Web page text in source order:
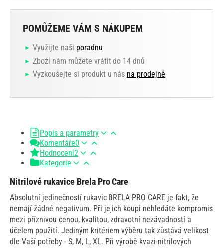
POMŮŽEME VÁM S NÁKUPEM
Využijte naši poradnu
Zboží nám můžete vrátit do 14 dnů
Vyzkoušejte si produkt u nás na prodejně
Popis a parametry
Komentáře0
Hodnocení2
Kategorie
Nitrilové rukavice Brela Pro Care
Absolutní jedinečností rukavic BRELA PRO CARE je fakt, že
nemají žádné negativum. Při jejich koupi nehledáte kompromis
mezi příznivou cenou, kvalitou, zdravotní nezávadností a
účelem použití. Jediným kritériem výběru tak zůstává velikost
dle Vaší potřeby - S, M, L, XL. Při výrobě kvazi-nitrilových